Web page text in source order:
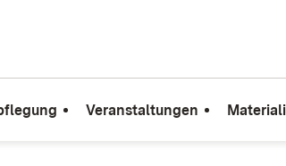
Veranstaltungen